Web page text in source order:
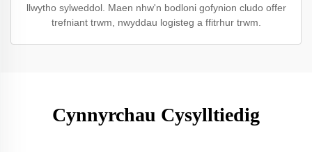
llwytho sylweddol. Maen nhw'n bodloni gofynion cludo offer
trefniant trwm, nwyddau logisteg a ffitrhur trwm.
Cynnyrchau Cysylltiedig